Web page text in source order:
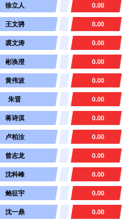
徐立人 0.00
王文骋 0.00
裘文涛 0.00
彬涣澄 0.00
黄伟波 0.00
朱晋 0.00
蒋诗淇 0.00
卢柏汝 0.00
曾志龙 0.00
沈科峰 0.00
鲍征宇 0.00
沈一鼎 0.00